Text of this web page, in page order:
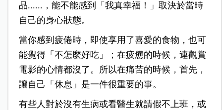
品...... ，能不能感到「我真幸福！」取決於當時
自己的身心狀態。
當你感到疲倦時，即使享用了喜愛的食物，也可
能覺得「不怎麼好吃」；在疲憊的時候，連觀賞
電影的心情都沒了。所以在痛苦的時候，首先，
讓自己「休息」是一件很重要的事。
有些人對於沒有生病或看醫生就請假不上班，或